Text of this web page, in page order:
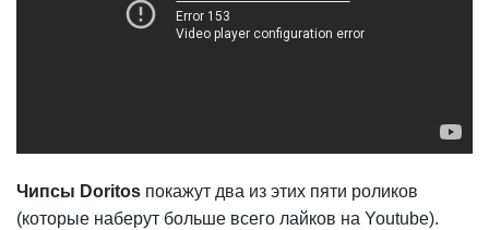
Чипсы Doritos покажут два из этих пяти роликов
(которые наберут больше всего лайков на Youtube).